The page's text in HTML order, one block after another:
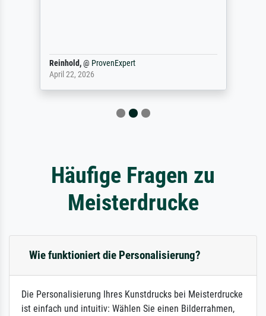
Reinhold,@ ProvenExpert
April 22, 2026
Häufige Fragen zu
Meisterdrucke
Wie funktioniert die Personalisierung?
Die Personalisierung Ihres Kunstdrucks bei Meisterdrucke
ist einfach und intuitiv: Wählen Sie einen Bilderrahmen,